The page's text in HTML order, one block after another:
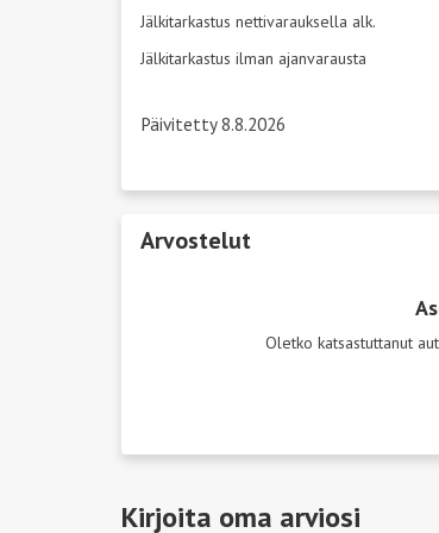
Jälkitarkastus nettivarauksella alk.
Jälkitarkastus ilman ajanvarausta
Päivitetty 8.8.2026
Arvostelut
Oletko katsastuttanut
Kirjoita oma arviosi